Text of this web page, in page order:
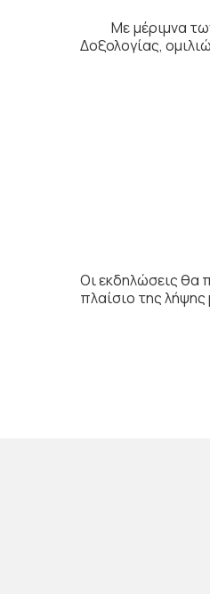
Με μέριμνα των
Δοξολογίας,
Οι εκδηλώσεις θα
πλαίσιο της